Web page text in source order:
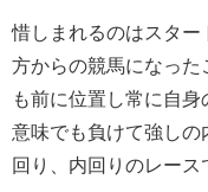
惜しまれるのはスター
方からの競馬になった
も前に位置し常に自
意味でも負けて強し
回り、内回りのレース